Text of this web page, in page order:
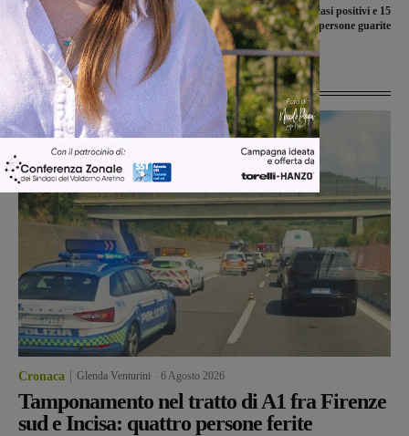
Soldi dal Governo per le societè
sportive dilettantistiche
Covid-19, 3 nuovi casi positivi e 15
persone guarite
Ultime Notizie
Cronaca Glenda Venturini 6 Agosto 2026
Tamponamento nel tratto di A1 fra Firenze
sud e Incisa: quattro persone ferite